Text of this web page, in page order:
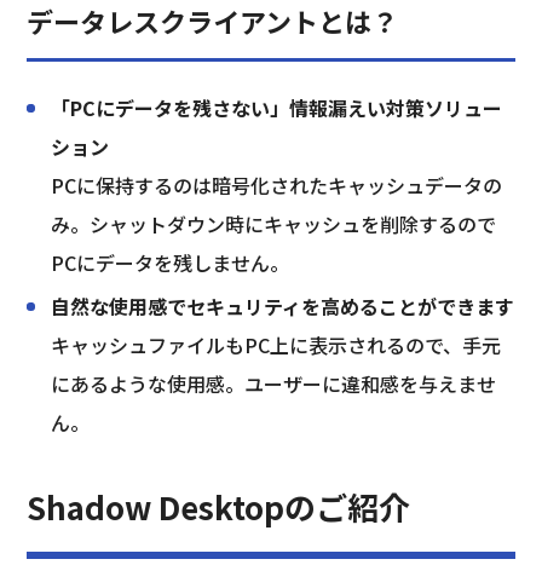
データレスクライアントとは？
「PCにデータを残さない」情報漏えい対策ソリュー
ション
PCに保持するのは暗号化されたキャッシュデータの
み。シャットダウン時にキャッシュを削除するので
PCにデータを残しません。
自然な使用感でセキュリティを高めることができます
キャッシュファイルもPC上に表示されるので、手元
にあるような使用感。ユーザーに違和感を与えませ
ん。
Shadow Desktopのご紹介